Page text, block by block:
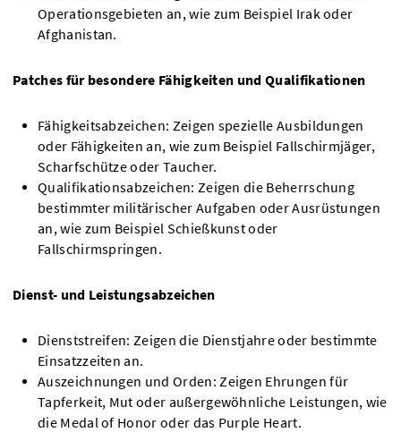
Operationsgebieten an, wie zum Beispiel Irak oder
Afghanistan.
Patches für besondere Fähigkeiten und Qualifikationen
Fähigkeitsabzeichen: Zeigen spezielle Ausbildungen
oder Fähigkeiten an, wie zum Beispiel Fallschirmjäger,
Scharfschütze oder Taucher.
Qualifikationsabzeichen: Zeigen die Beherrschung
bestimmter militärischer Aufgaben oder Ausrüstungen
an, wie zum Beispiel Schießkunst oder
Fallschirmspringen.
Dienst- und Leistungsabzeichen
Dienststreifen: Zeigen die Dienstjahre oder bestimmte
Einsatzzeiten an.
Auszeichnungen und Orden: Zeigen Ehrungen für
Tapferkeit, Mut oder außergewöhnliche Leistungen, wie
die Medal of Honor oder das Purple Heart.